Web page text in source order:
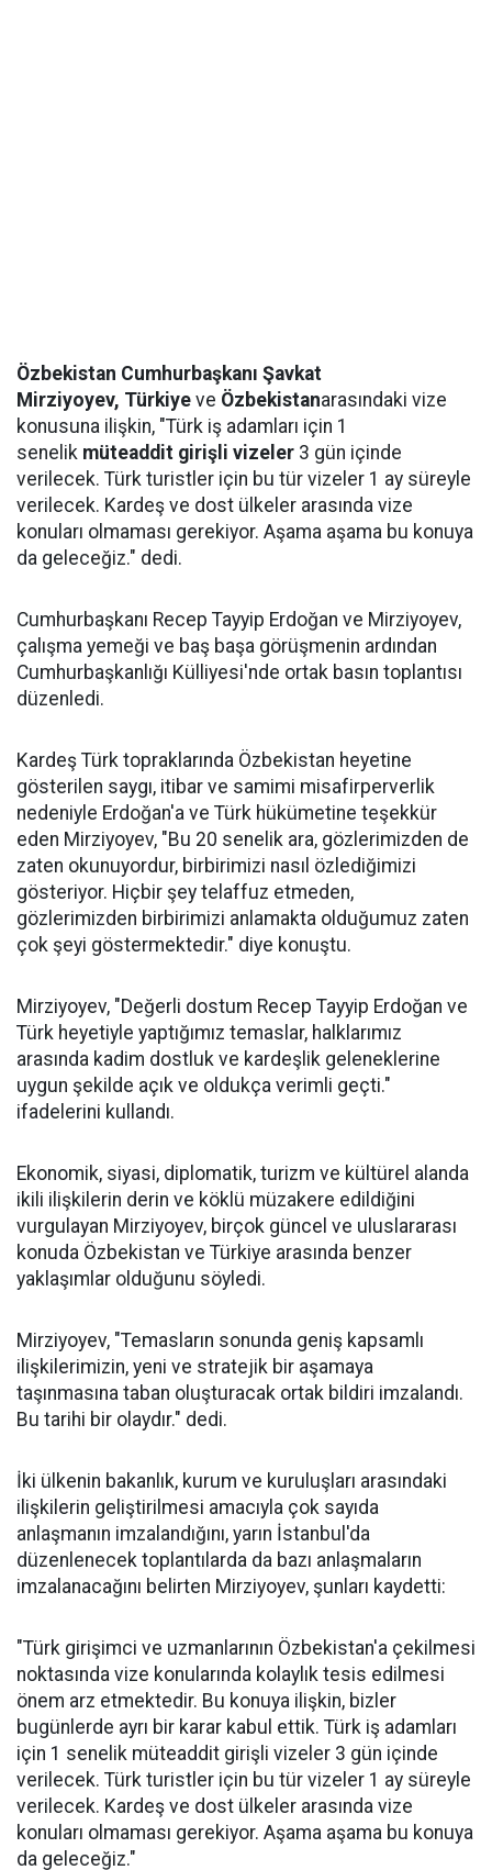
Özbekistan Cumhurbaşkanı Şavkat
Mirziyoyev, Türkiye ve Özbekistanarasındaki vize
konusuna ilişkin, "Türk iş adamları için 1
senelik müteaddit girişli vizeler 3 gün içinde
verilecek. Türk turistler için bu tür vizeler 1 ay süreyle
verilecek. Kardeş ve dost ülkeler arasında vize
konuları olmaması gerekiyor. Aşama aşama bu konuya
da geleceğiz." dedi.
Cumhurbaşkanı Recep Tayyip Erdoğan ve Mirziyoyev,
çalışma yemeği ve baş başa görüşmenin ardından
Cumhurbaşkanlığı Külliyesi'nde ortak basın toplantısı
düzenledi.
Kardeş Türk topraklarında Özbekistan heyetine
gösterilen saygı, itibar ve samimi misafirperverlik
nedeniyle Erdoğan'a ve Türk hükümetine teşekkür
eden Mirziyoyev, "Bu 20 senelik ara, gözlerimizden de
zaten okunuyordur, birbirimizi nasıl özlediğimizi
gösteriyor. Hiçbir şey telaffuz etmeden,
gözlerimizden birbirimizi anlamakta olduğumuz zaten
çok şeyi göstermektedir." diye konuştu.
Mirziyoyev, "Değerli dostum Recep Tayyip Erdoğan ve
Türk heyetiyle yaptığımız temaslar, halklarımız
arasında kadim dostluk ve kardeşlik geleneklerine
uygun şekilde açık ve oldukça verimli geçti."
ifadelerini kullandı.
Ekonomik, siyasi, diplomatik, turizm ve kültürel alanda
ikili ilişkilerin derin ve köklü müzakere edildiğini
vurgulayan Mirziyoyev, birçok güncel ve uluslararası
konuda Özbekistan ve Türkiye arasında benzer
yaklaşımlar olduğunu söyledi.
Mirziyoyev, "Temasların sonunda geniş kapsamlı
ilişkilerimizin, yeni ve stratejik bir aşamaya
taşınmasına taban oluşturacak ortak bildiri imzalandı.
Bu tarihi bir olaydır." dedi.
İki ülkenin bakanlık, kurum ve kuruluşları arasındaki
ilişkilerin geliştirilmesi amacıyla çok sayıda
anlaşmanın imzalandığını, yarın İstanbul'da
düzenlenecek toplantılarda da bazı anlaşmaların
imzalanacağını belirten Mirziyoyev, şunları kaydetti:
"Türk girişimci ve uzmanlarının Özbekistan'a çekilmesi
noktasında vize konularında kolaylık tesis edilmesi
önem arz etmektedir. Bu konuya ilişkin, bizler
bugünlerde ayrı bir karar kabul ettik. Türk iş adamları
için 1 senelik müteaddit girişli vizeler 3 gün içinde
verilecek. Türk turistler için bu tür vizeler 1 ay süreyle
verilecek. Kardeş ve dost ülkeler arasında vize
konuları olmaması gerekiyor. Aşama aşama bu konuya
da geleceğiz."